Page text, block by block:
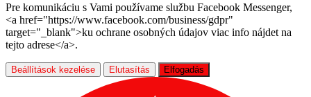
Pre komunikáciu s Vami používame službu Facebook Messenger,
<a href="https://www.facebook.com/business/gdpr"
target="_blank">ku ochrane osobných údajov viac info nájdet na
tejto adrese</a>.
Beállítások kezelése Elutasítás Elfogadás